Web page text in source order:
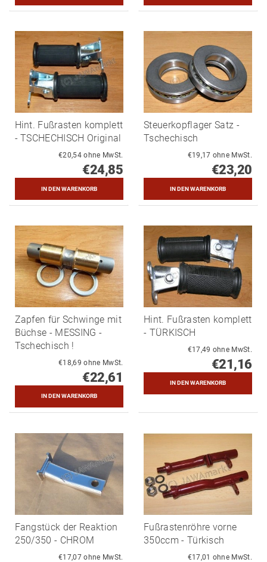
Hint. Fußrasten komplett
- TSCHECHISCH Original
€20,54 ohne MwSt.
€24,85
Steuerkopflager Satz -
Tschechisch
€19,17 ohne MwSt.
€23,20
Zapfen für Schwinge mit
Büchse - MESSING -
Tschechisch !
€18,69 ohne MwSt.
€22,61
Hint. Fußrasten komplett
- TÜRKISCH
€17,49 ohne MwSt.
€21,16
Fangstück der Reaktion
250/350 - CHROM
€17,07 ohne MwSt.
Fußrastenröhre vorne
350ccm - Türkisch
€17,01 ohne MwSt.